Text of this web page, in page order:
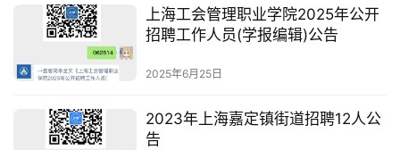
上海工会管理职业学院2025年公开
招聘工作人员(学报编辑)公告
2025年6月25日
2023年上海嘉定镇街道招聘12人公
告